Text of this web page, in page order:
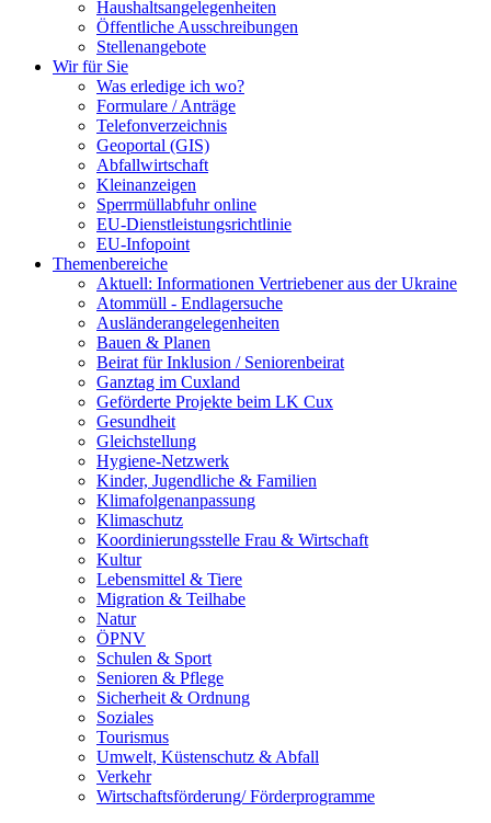
Haushaltsangelegenheiten
Öffentliche Ausschreibungen
Stellenangebote
Wir für Sie
Was erledige ich wo?
Formulare / Anträge
Telefonverzeichnis
Geoportal (GIS)
Abfallwirtschaft
Kleinanzeigen
Sperrmüllabfuhr online
EU-Dienstleistungsrichtlinie
EU-Infopoint
Themenbereiche
Aktuell: Informationen Vertriebener aus der Ukraine
Atommüll - Endlagersuche
Ausländerangelegenheiten
Bauen & Planen
Beirat für Inklusion / Seniorenbeirat
Ganztag im Cuxland
Geförderte Projekte beim LK Cux
Gesundheit
Gleichstellung
Hygiene-Netzwerk
Kinder, Jugendliche & Familien
Klimafolgenanpassung
Klimaschutz
Koordinierungsstelle Frau & Wirtschaft
Kultur
Lebensmittel & Tiere
Migration & Teilhabe
Natur
ÖPNV
Schulen & Sport
Senioren & Pflege
Sicherheit & Ordnung
Soziales
Tourismus
Umwelt, Küstenschutz & Abfall
Verkehr
Wirtschaftsförderung/ Förderprogramme